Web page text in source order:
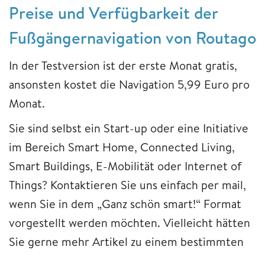
Preise und Verfügbarkeit der
Fußgängernavigation von Routago
In der Testversion ist der erste Monat gratis,
ansonsten kostet die Navigation 5,99 Euro pro
Monat.
Sie sind selbst ein Start-up oder eine Initiative
im Bereich Smart Home, Connected Living,
Smart Buildings, E-Mobilität oder Internet of
Things? Kontaktieren Sie uns einfach per mail,
wenn Sie in dem „Ganz schön smart!“ Format
vorgestellt werden möchten. Vielleicht hätten
Sie gerne mehr Artikel zu einem bestimmten